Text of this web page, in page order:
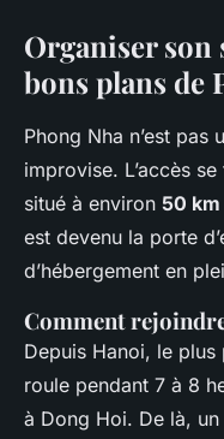
Organiser
bons plans de
Phong Nha n’est pas
improvise. L’accès
situé à environ 50 km
est devenu la porte
d’hébergement en
Comment
Depuis Hanoi, le
roule pendant 7 à 8
à Dong Hoi. De là,